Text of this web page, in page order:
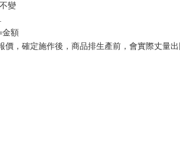
變
金額
價，確定施作後，商品排生產前，會實際丈量出